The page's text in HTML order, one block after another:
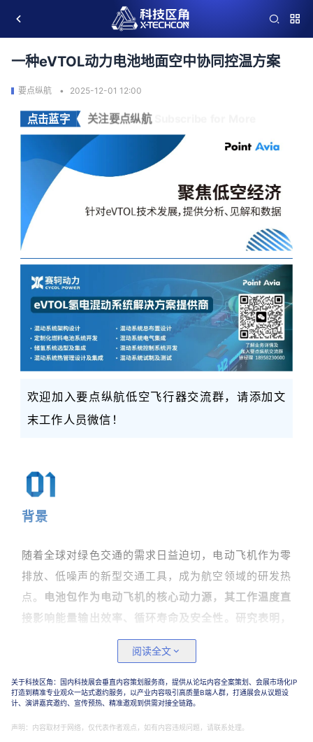
一种eVTOL动力电池地面空中协同控温方案
要点纵航 2025-12-01 12:00
点击蓝字 关注要点纵航
欢迎加入要点纵航低空飞行器交流群，请添加文
末工作人员微信！
背景
随着全球对绿色交通的需求日益迫切，电动飞机作为零
排放、低噪声的新型交通工具，成为航空领域的研发热
点。 电池包作为电动飞机的核心动力源，其工作温度直
接影响能量输出效率、循环寿命及安全性。研究表明，
动力电池的最佳工作温度区间为20-40℃，当温度低
于0℃时，容量会骤降30%以上；高于50℃时，不仅
容量衰减加速，还可能引发热失控风险。
阅读全文
关于科技区角：国内科技展会垂直内容策划服务商，提供从论坛内容全案策划、会展市场化IP
打造到精准专业观众一站式邀约服务，以产业内容吸引高质量B端人群，打通展会从议题设
计、演讲嘉宾邀约、宣传预热、精准邀观到供需对接全链路。
声明：内容取材于网络，仅代表作者观点，如有内容违规问题，请联系处理。